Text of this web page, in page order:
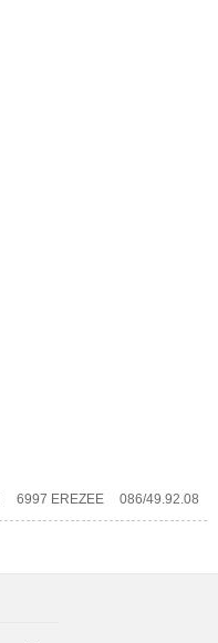
6997 EREZEE 086/49.92.08